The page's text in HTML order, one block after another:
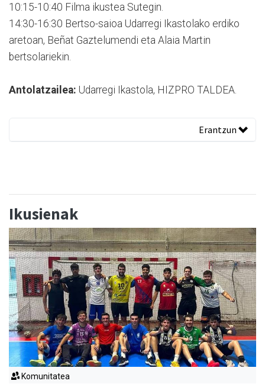
10:15-10:40 Filma ikustea Sutegin.
14:30-16:30 Bertso-saioa Udarregi Ikastolako erdiko
aretoan, Beñat Gaztelumendi eta Alaia Martin
bertsolariekin.
Antolatzailea: Udarregi Ikastola, HIZPRO TALDEA.
Erantzun
Ikusienak
Komunitatea